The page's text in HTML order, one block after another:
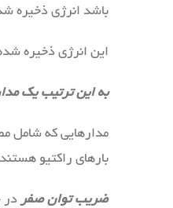
باشد انرژی ذخیره
این انرژی ذخیره
به این ترتیب یک
بارهای راکتیو
ضریب توان صفر در